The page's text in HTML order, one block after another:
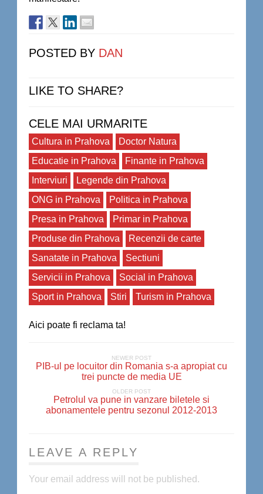
POSTED BY DAN
LIKE TO SHARE?
CELE MAI URMARITE
Cultura in Prahova
Doctor Natura
Educatie in Prahova
Finante in Prahova
Interviuri
Legende din Prahova
ONG in Prahova
Politica in Prahova
Presa in Prahova
Primar in Prahova
Produse din Prahova
Recenzii de carte
Sanatate in Prahova
Sectiuni
Servicii in Prahova
Social in Prahova
Sport in Prahova
Stiri Turism in Prahova
Aici poate fi reclama ta!
NEWER POST
PIB-ul pe locuitor din Romania s-a apropiat cu
trei puncte de media UE
OLDER POST
Petrolul va pune in vanzare biletele si
abonamentele pentru sezonul 2012-2013
LEAVE A REPLY
Your email address will not be published.